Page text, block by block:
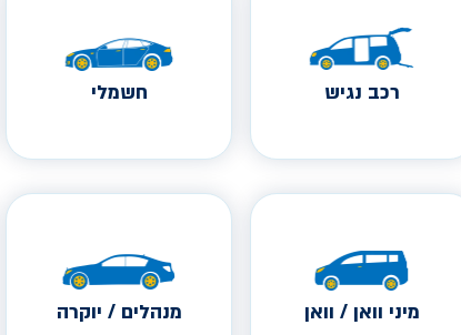
רכב נגיש חשמלי
מיני וואן / וואן מנהלים / יוקרה